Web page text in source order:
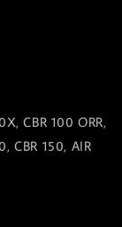
CBR 100 ORR,
CBR 150, AIR